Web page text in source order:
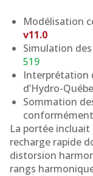
Modélisation
v11.0
Simulation
519
Interprétation
d’Hydro-
Sommation
conformément
La portée
recharge rapide
distorsion
rangs